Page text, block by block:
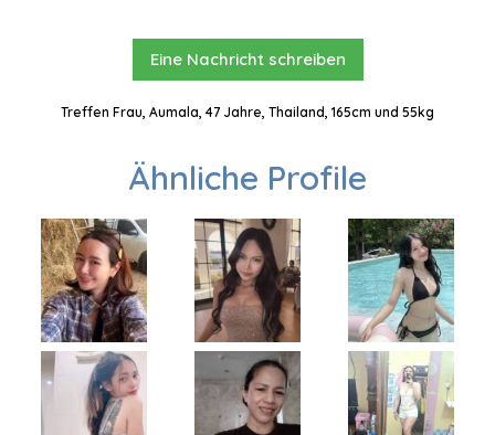
Eine Nachricht schreiben
Treffen Frau, Aumala, 47 Jahre, Thailand, 165cm und 55kg
Ähnliche Profile